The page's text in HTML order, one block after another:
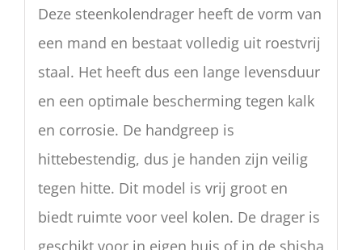
Deze steenkolendrager heeft de vorm van
een mand en bestaat volledig uit roestvrij
staal. Het heeft dus een lange levensduur
en een optimale bescherming tegen kalk
en corrosie. De handgreep is
hittebestendig, dus je handen zijn veilig
tegen hitte. Dit model is vrij groot en
biedt ruimte voor veel kolen. De drager is
geschikt voor in eigen huis of in de shisha